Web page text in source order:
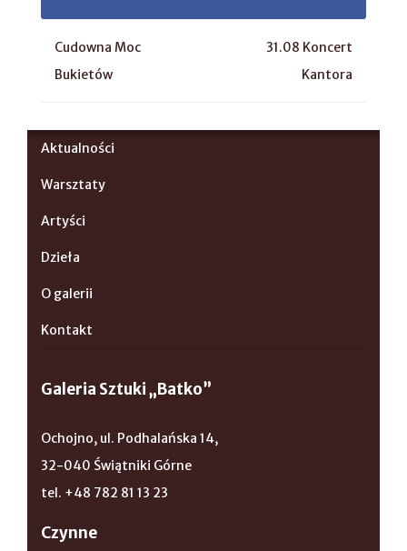
Cudowna Moc
Bukietów
31.08 Koncert
Kantora
Aktualności
Warsztaty
Artyści
Dzieła
O galerii
Kontakt
Galeria Sztuki „Batko”
Ochojno, ul. Podhalańska 14,
32-040 Świątniki Górne
tel. +48 782 81 13 23
Czynne